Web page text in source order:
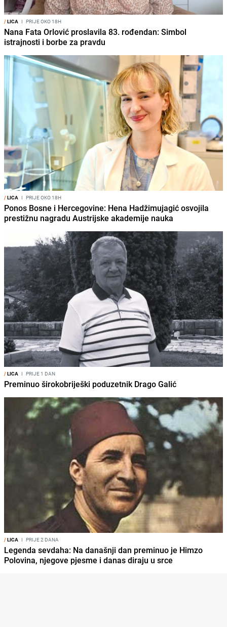
/LICA I PRIJE OKO 18H
Nana Fata Orlović proslavila 83. rođendan: Simbol
istrajnosti i borbe za pravdu
/LICA I PRIJE OKO 18H
Ponos Bosne i Hercegovine: Hena Hadžimujagić osvojila
prestižnu nagradu Austrijske akademije nauka
/LICA I PRIJE 1 DAN
Preminuo širokobriješki poduzetnik Drago Galić
/LICA I PRIJE 2 DANA
Legenda sevdaha: Na današnji dan preminuo je Himzo
Polovina, njegove pjesme i danas diraju u srce